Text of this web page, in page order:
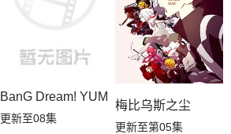
BanG Dream! YUME∞MITA
更新至08集
梅比乌斯之尘
更新至第05集